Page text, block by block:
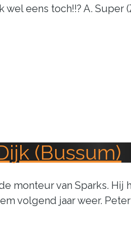
eens toch!!? A. Super
(Bussum)
monteur van Sparks.
volgend jaar weer.